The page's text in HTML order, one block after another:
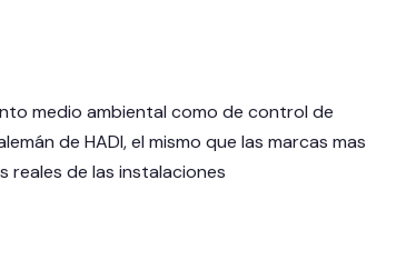
medio ambiental como de control de
de HADI, el mismo que las marcas mas
reales de las instalaciones